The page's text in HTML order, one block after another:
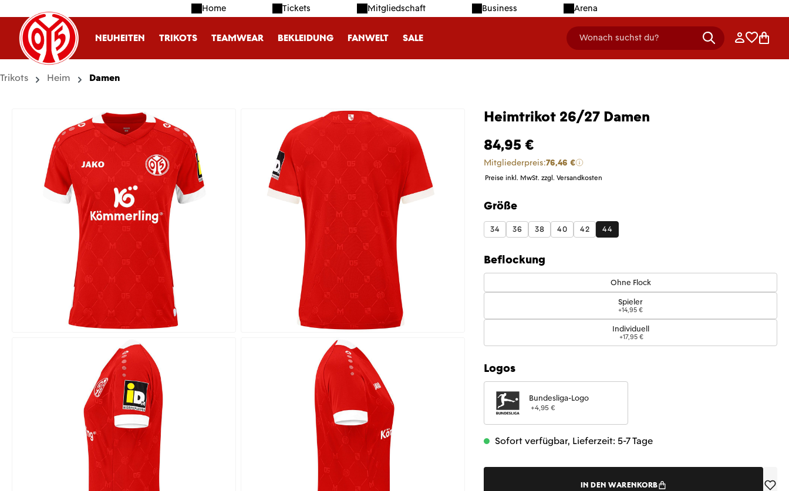
Hauptinhalt springen
Zur Suche springen
Zur Hauptnavigation springen Home Tickets Mitgliedschaft Business Arena
NEUHEITEN TRIKOTS TEAMWEAR BEKLEIDUNG FANWELT SALE Wonach suchst du?
header.searchDescription Anmelden
Trikots Heim Damen
Heimtrikot 26/27 Damen
84,95 €
Mitgliederpreis:76,46 €
Preise inkl. MwSt. zzgl. Versandkosten
Größe
auswählen
34 36 38 40 42 44
Beflockung
Ohne Flock
Spieler
+14,95 €
Individuell
+17,95 €
Logos
Bundesliga-Logo
+4,95 €
Sofort verfügbar, Lieferzeit: 5-7 Tage
IN DEN WARENKORB